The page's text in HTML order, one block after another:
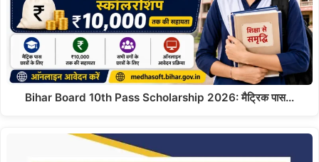
Bihar Board 10th Pass Scholarship 2026: मैट्रिक पास…